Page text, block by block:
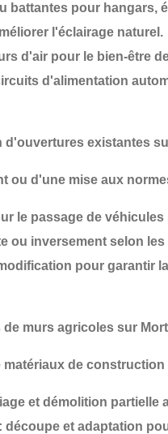
battantes pour hangars,
l'éclairage naturel.
d'air pour le bien-être
d'alimentation
existantes
ou d'une mise aux
le passage de
ou inversement selon les
pour garantir
murs agricoles sur
de construction
et démolition partielle
: découpe et adaptation